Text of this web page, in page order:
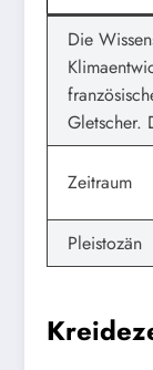
Die
Gletscher.
Zeitraum
Pleistozän